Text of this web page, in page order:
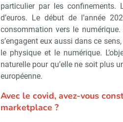
particulier par les
d’euros. Le début de l’année
consommation vers le
s’engagent eux aussi dans ce
le physique et le numérique.
naturelle pour qu’elle ne soit plus
européenne.
Avec le covid, avez-vous
marketplace ?